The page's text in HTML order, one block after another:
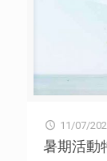
11/07/
暑期活動